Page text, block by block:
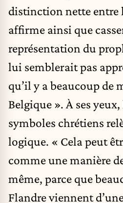
distinction nette entre
affirme ainsi que
représentation du
lui semblerait pas
qu’il y a beaucoup de
Belgique ». À ses yeux,
symboles chrétiens
logique. « Cela peut
comme une manière
même, parce que
Flandre viennent